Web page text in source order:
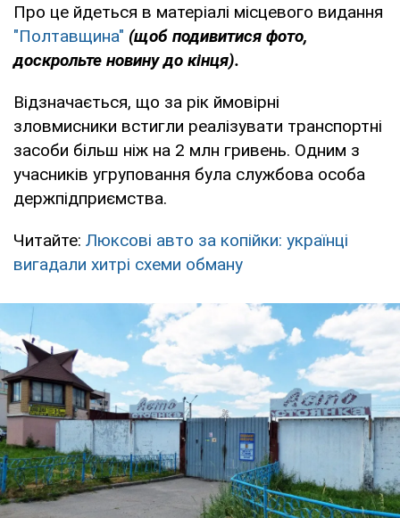
Про це йдеться в матеріалі місцевого видання
"Полтавщина" (щоб подивитися фото,
доскрольте новину до кінця).
Відзначається, що за рік ймовірні
зловмисники встигли реалізувати транспортні
засоби більш ніж на 2 млн гривень. Одним з
учасників угруповання була службова особа
держпідприємства.
Читайте: Люксові авто за копійки: українці
вигадали хитрі схеми обману